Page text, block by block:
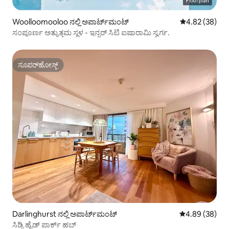
Woolloomooloo ನಲ್ಲಿ ಅಪಾರ್ಟ್‌ಮಂಟ್ 5 ರಲ್ಲಿ 4.82
4.82 (38)
ಸಂಪೂರ್ಣ ಅತ್ಯುತ್ತಮ ಸ್ಥಳ - ಇನ್ನರ್ ಸಿಟಿ ಐಷಾರಾಮಿ ಸ್ವರ್ಗ.
ಸೂಪರ್‌ಹೋಸ್ಟ್
ಸೂಪರ್‌ಹೋಸ್ಟ್
Darlinghurst ನಲ್ಲಿ ಅಪಾರ್ಟ್‌ಮಂಟ್ 5 ರಲ್ಲಿ 4.89
4.89 (38)
ಸಿಡ್ನಿ ಹೈಡ್ ಪಾರ್ಕ್ ಹಬ್